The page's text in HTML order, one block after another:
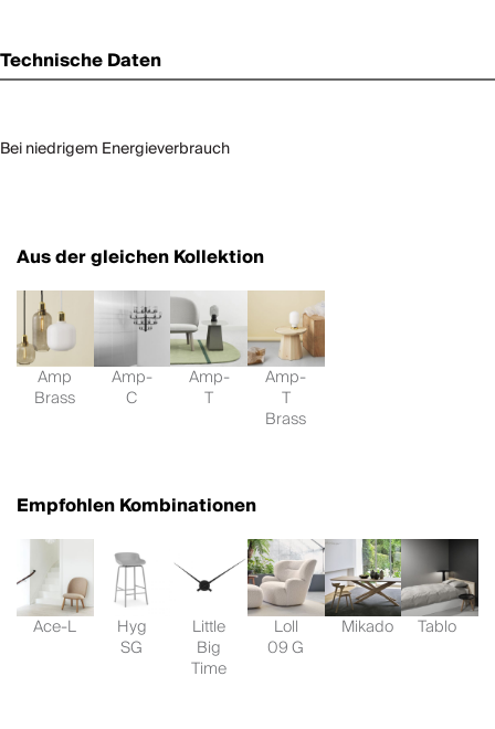
Technische Daten
Bei niedrigem Energieverbrauch
Aus der gleichen Kollektion
Amp
Brass
Amp-
C
Amp-
T
Amp-
T
Brass
Empfohlen Kombinationen
Ace-L Hyg
SG
Little
Big
Time
Loll
09 G
Mikado Tablo